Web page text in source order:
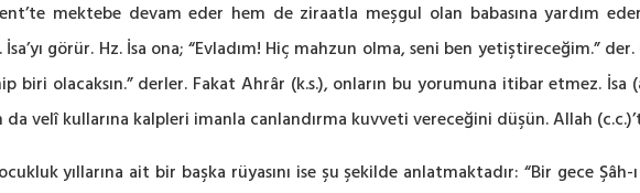
mektebe devam eder hem de ziraatla meşgul olan babasına yardım
görür. Hz. İsa ona; “Evladım! Hiç mahzun olma, seni ben yetiştireceğim.”
biri olacaksın.” derler. Fakat Ahrâr (k.s.), onların bu yorumuna itibar etmez. İsa
da velî kullarına kalpleri imanla canlandırma kuvveti vereceğini düşün. Allah
yıllarına ait bir başka rüyasını ise şu şekilde anlatmaktadır: “Bir gece